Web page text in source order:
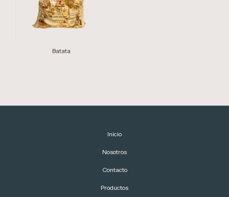
Batata
Inicio
Nosotros
Contacto
Productos